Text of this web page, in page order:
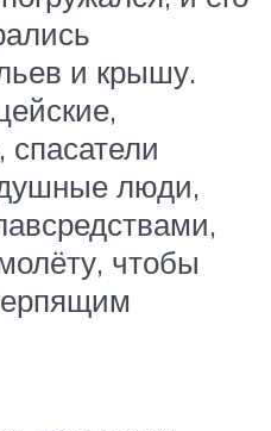
и крышу.
спасатели
люди,
чтобы